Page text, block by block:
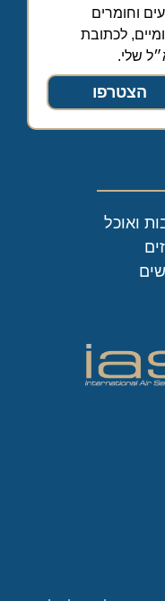
וחומרים
לכתובת
שלי.
הצטרפו
ואוכל